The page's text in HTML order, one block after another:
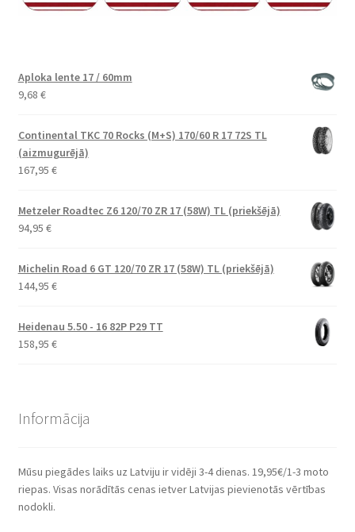
Aploka lente 17 / 60mm
9,68 €
Continental TKC 70 Rocks (M+S) 170/60 R 17 72S TL
(aizmugurējā)
167,95 €
Metzeler Roadtec Z6 120/70 ZR 17 (58W) TL (priekšējā)
94,95 €
Michelin Road 6 GT 120/70 ZR 17 (58W) TL (priekšējā)
144,95 €
Heidenau 5.50 - 16 82P P29 TT
158,95 €
Informācija
Mūsu piegādes laiks uz Latviju ir vidēji 3-4 dienas. 19,95€/1-3 moto
riepas. Visas norādītās cenas ietver Latvijas pievienotās vērtības
nodokli.